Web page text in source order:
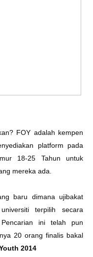
FOY adalah kempen
platform pada
18-25 Tahun untuk
mereka ada.
baru dimana ujibakat
terpilih secara
ini telah pun
20 orang finalis bakal
2014